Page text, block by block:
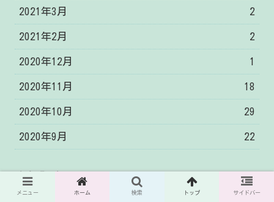
2021年3月 2
2021年2月 2
2020年12月 1
2020年11月 18
2020年10月 29
2020年9月 22
人気記事
研究計画書を、税法のテーマで作成する簡単な5
メニュー ホーム 検索 トップ サイドバー